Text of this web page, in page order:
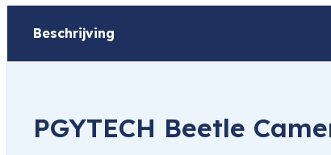
Beschrijving
PGYTECH Beetle